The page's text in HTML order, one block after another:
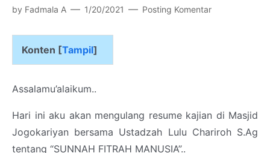
Parenting
by Fadmala A 1/20/2021 Posting Komentar
Konten [Tampil]
Assalamu’alaikum..
Hari ini aku akan mengulang resume kajian di Masjid
Jogokariyan bersama Ustadzah Lulu Chariroh S.Ag
tentang “SUNNAH FITRAH MANUSIA”..